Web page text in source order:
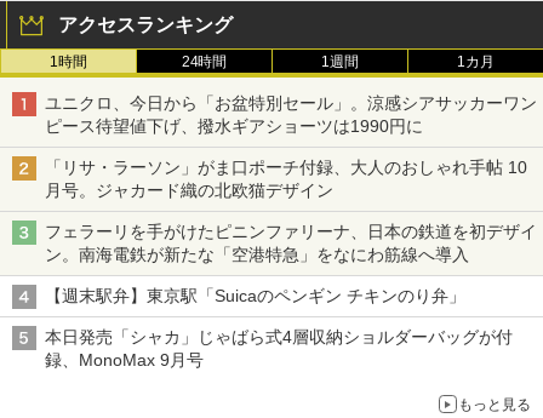
アクセスランキング
1時間 24時間 1週間 1カ月
ユニクロ、今日から「お盆特別セール」。涼感シアサッカーワン
ピース待望値下げ、撥水ギアショーツは1990円に
「リサ・ラーソン」がま口ポーチ付録、大人のおしゃれ手帖 10
月号。ジャカード織の北欧猫デザイン
フェラーリを手がけたピニンファリーナ、日本の鉄道を初デザイ
ン。南海電鉄が新たな「空港特急」をなにわ筋線へ導入
【週末駅弁】東京駅「Suicaのペンギン チキンのり弁」
本日発売「シャカ」じゃばら式4層収納ショルダーバッグが付
録、MonoMax 9月号
もっと見る